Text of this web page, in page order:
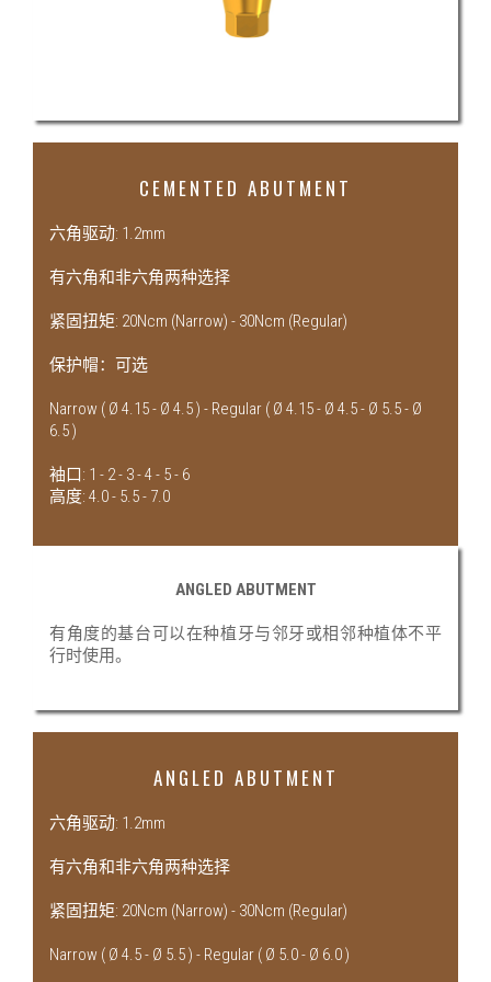
CEMENTED ABUTMENT
六角驱动: 1.2mm
有六角和非六角两种选择
紧固扭矩: 20Ncm (Narrow) - 30Ncm (Regular)
保护帽：可选
Narrow ( Ø 4.15 - Ø 4.5 ) - Regular ( Ø 4.15 - Ø 4.5 - Ø 5.5 - Ø
6.5 )
袖口: 1 - 2 - 3 - 4 - 5 - 6
高度: 4.0 - 5.5 - 7.0
ANGLED ABUTMENT
有角度的基台可以在种植牙与邻牙或相邻种植体不平
行时使用。
ANGLED ABUTMENT
六角驱动: 1.2mm
有六角和非六角两种选择
紧固扭矩: 20Ncm (Narrow) - 30Ncm (Regular)
Narrow ( Ø 4.5 - Ø 5.5 ) - Regular ( Ø 5.0 - Ø 6.0 )